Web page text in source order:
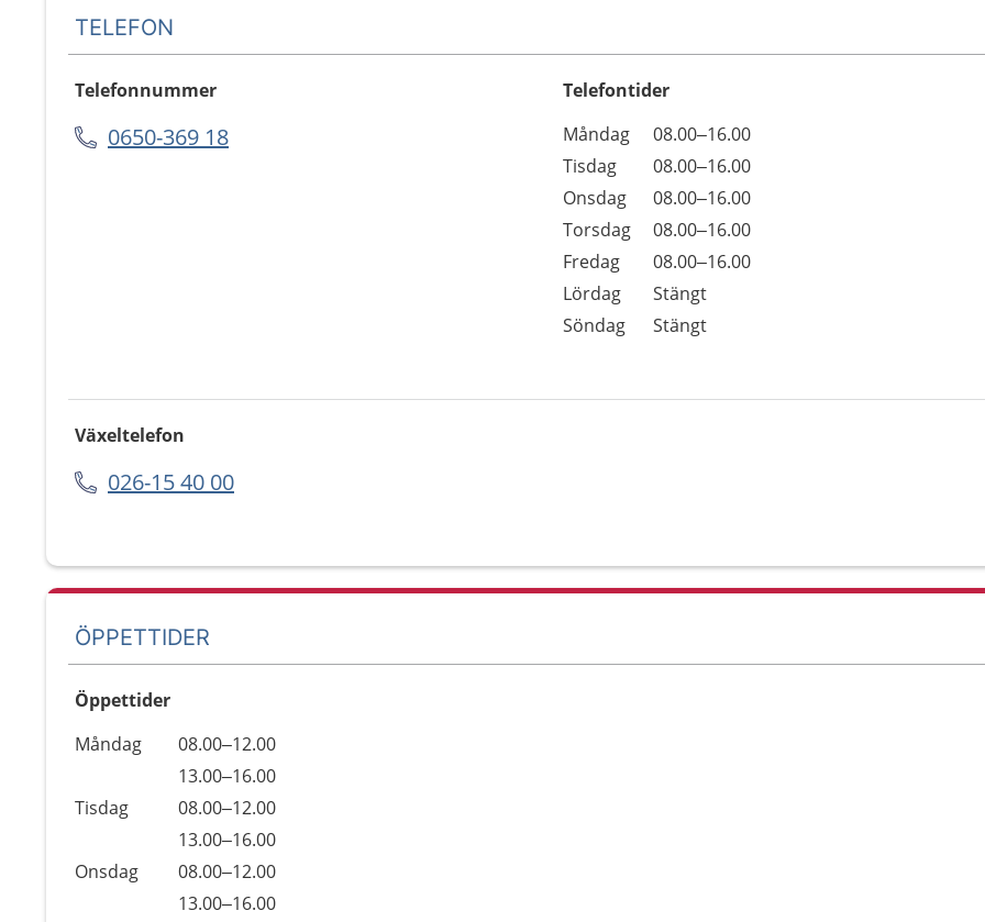
TELEFON
Telefonnummer
0650-369 18
Telefontider
Dag
Öppettider
Kommentarer
Måndag
08.00–16.00
Tisdag
08.00–16.00
Onsdag
08.00–16.00
Torsdag
08.00–16.00
Fredag
08.00–16.00
Lördag
Stängt
Söndag
Stängt
Växeltelefon
026-15 40 00
ÖPPETTIDER
Öppettider
Dag
Öppettider
Kommentarer
Måndag
08.00–12.00
13.00–16.00
Tisdag
08.00–12.00
13.00–16.00
Onsdag
08.00–12.00
13.00–16.00